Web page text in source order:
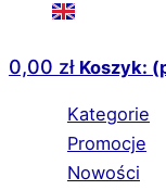
0,00 zł Koszyk:
Kategorie
Promocje
Nowości